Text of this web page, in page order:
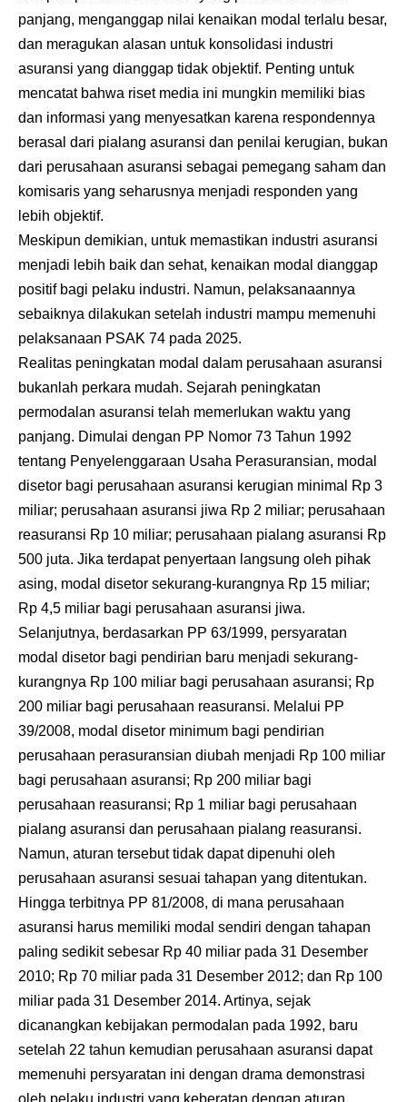
panjang, menganggap nilai kenaikan modal terlalu besar,
dan meragukan alasan untuk konsolidasi industri
asuransi yang dianggap tidak objektif. Penting untuk
mencatat bahwa riset media ini mungkin memiliki bias
dan informasi yang menyesatkan karena respondennya
berasal dari pialang asuransi dan penilai kerugian, bukan
dari perusahaan asuransi sebagai pemegang saham dan
komisaris yang seharusnya menjadi responden yang
lebih objektif.
Meskipun demikian, untuk memastikan industri asuransi
menjadi lebih baik dan sehat, kenaikan modal dianggap
positif bagi pelaku industri. Namun, pelaksanaannya
sebaiknya dilakukan setelah industri mampu memenuhi
pelaksanaan PSAK 74 pada 2025.
Realitas peningkatan modal dalam perusahaan asuransi
bukanlah perkara mudah. Sejarah peningkatan
permodalan asuransi telah memerlukan waktu yang
panjang. Dimulai dengan PP Nomor 73 Tahun 1992
tentang Penyelenggaraan Usaha Perasuransian, modal
disetor bagi perusahaan asuransi kerugian minimal Rp 3
miliar; perusahaan asuransi jiwa Rp 2 miliar; perusahaan
reasuransi Rp 10 miliar; perusahaan pialang asuransi Rp
500 juta. Jika terdapat penyertaan langsung oleh pihak
asing, modal disetor sekurang-kurangnya Rp 15 miliar;
Rp 4,5 miliar bagi perusahaan asuransi jiwa.
Selanjutnya, berdasarkan PP 63/1999, persyaratan
modal disetor bagi pendirian baru menjadi sekurang-
kurangnya Rp 100 miliar bagi perusahaan asuransi; Rp
200 miliar bagi perusahaan reasuransi. Melalui PP
39/2008, modal disetor minimum bagi pendirian
perusahaan perasuransian diubah menjadi Rp 100 miliar
bagi perusahaan asuransi; Rp 200 miliar bagi
perusahaan reasuransi; Rp 1 miliar bagi perusahaan
pialang asuransi dan perusahaan pialang reasuransi.
Namun, aturan tersebut tidak dapat dipenuhi oleh
perusahaan asuransi sesuai tahapan yang ditentukan.
Hingga terbitnya PP 81/2008, di mana perusahaan
asuransi harus memiliki modal sendiri dengan tahapan
paling sedikit sebesar Rp 40 miliar pada 31 Desember
2010; Rp 70 miliar pada 31 Desember 2012; dan Rp 100
miliar pada 31 Desember 2014. Artinya, sejak
dicanangkan kebijakan permodalan pada 1992, baru
setelah 22 tahun kemudian perusahaan asuransi dapat
memenuhi persyaratan ini dengan drama demonstrasi
oleh pelaku industri yang keberatan dengan aturan